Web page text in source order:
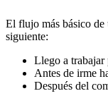
El flujo más básico de
siguiente:
Llego a trabajar
Antes de irme
Después del